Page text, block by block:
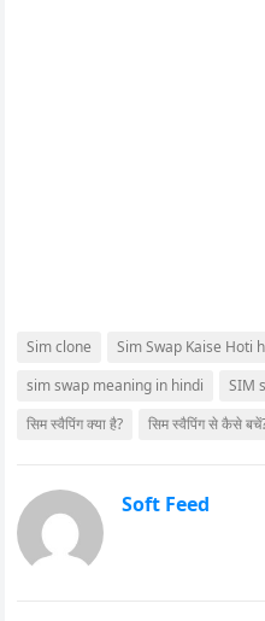
Sim clone Sim Swap Kaise Hoti
sim swap meaning in hindi
SIM
सिम स्वैपिंग क्या है?
सिम स्वैपिंग से कैसे
Soft Feed